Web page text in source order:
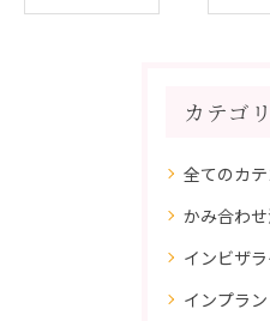
カテゴ
全てのカ
かみ合わ
インビザ
インプラン